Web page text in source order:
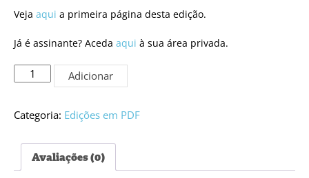
Veja aqui a primeira página desta edição.
Já é assinante? Aceda aqui à sua área privada.
Quantidade
de
PDF
Adicionar
Categoria: Edições em PDF
Avaliações (0)